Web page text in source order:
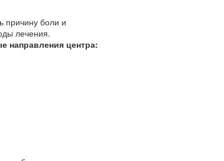
причину боли и
лечения.
направления центра: